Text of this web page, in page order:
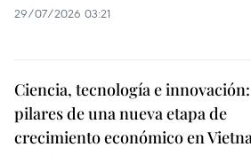
29/07/2026 03:21
Ciencia, tecnología e innovación:
pilares de una nueva etapa de
crecimiento económico en